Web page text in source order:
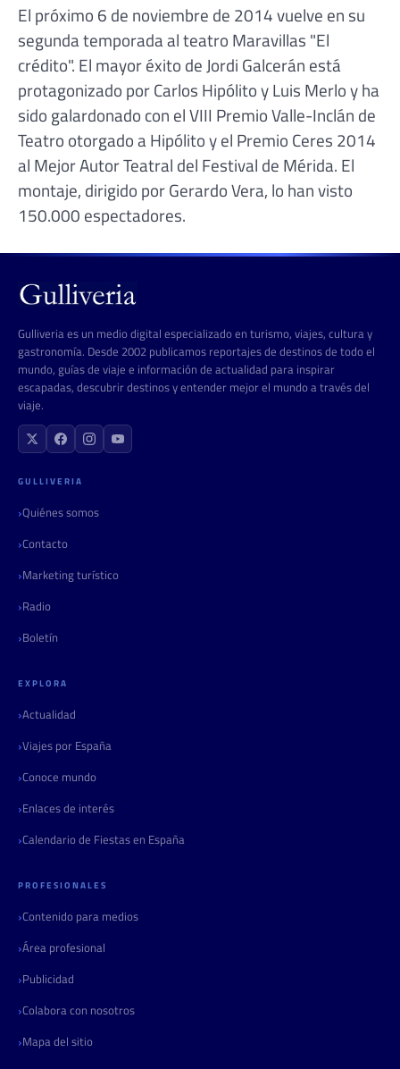
El próximo 6 de noviembre de 2014 vuelve en su
segunda temporada al teatro Maravillas "El
crédito". El mayor éxito de Jordi Galcerán está
protagonizado por Carlos Hipólito y Luis Merlo y ha
sido galardonado con el VIII Premio Valle-Inclán de
Teatro otorgado a Hipólito y el Premio Ceres 2014
al Mejor Autor Teatral del Festival de Mérida. El
montaje, dirigido por Gerardo Vera, lo han visto
150.000 espectadores.
Gulliveria es un medio digital especializado en turismo, viajes, cultura y
gastronomía. Desde 2002 publicamos reportajes de destinos de todo el
mundo, guías de viaje e información de actualidad para inspirar
escapadas, descubrir destinos y entender mejor el mundo a través del
viaje.
GULLIVERIA
Quiénes somos
Contacto
Marketing turístico
Radio
Boletín
EXPLORA
Actualidad
Viajes por España
Conoce mundo
Enlaces de interés
Calendario de Fiestas en España
PROFESIONALES
Contenido para medios
Área profesional
Publicidad
Colabora con nosotros
Mapa del sitio